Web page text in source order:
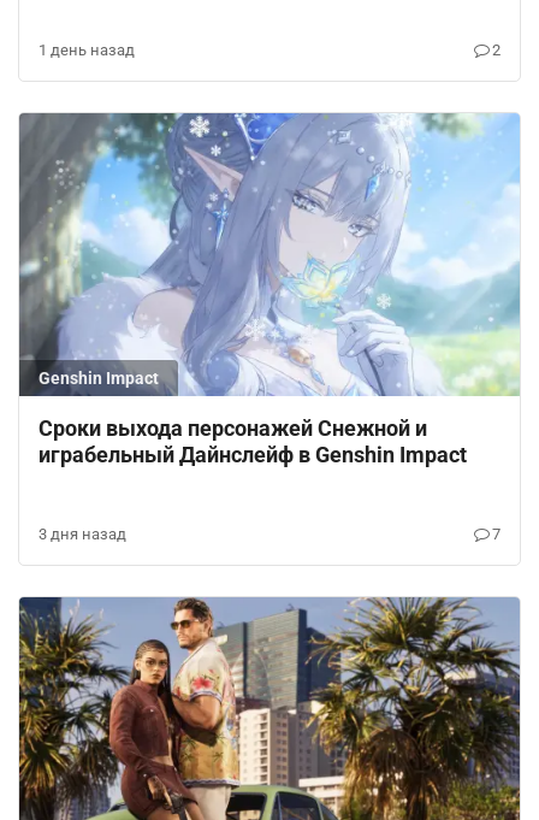
1 день назад 2
Genshin Impact
Сроки выхода персонажей Снежной и
играбельный Дайнслейф в Genshin Impact
3 дня назад 7